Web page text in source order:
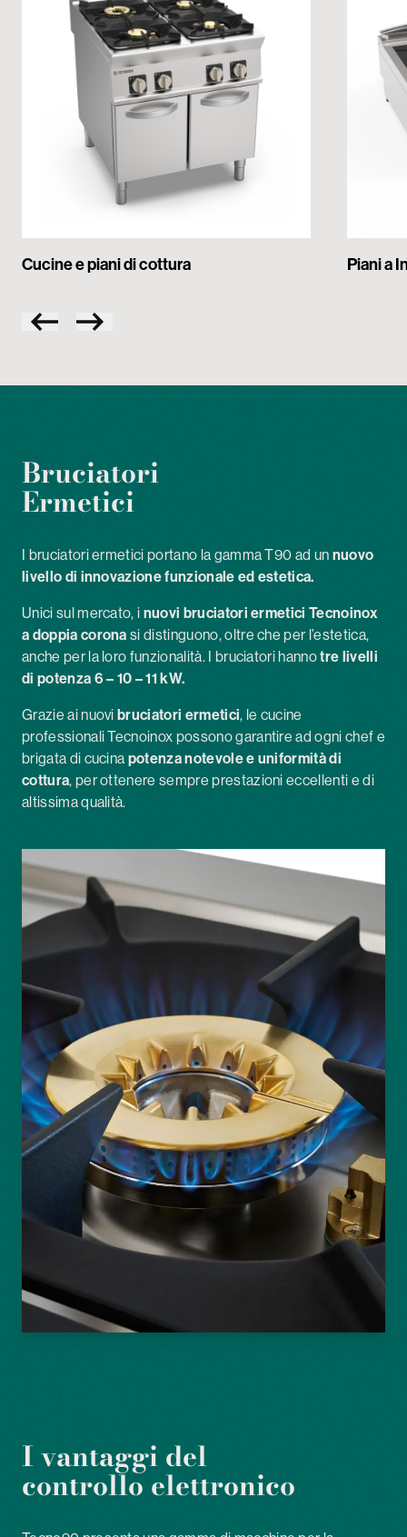
Cucine e piani di cottura Piani a
Bruciatori
Ermetici
I bruciatori ermetici portano la gamma T90 ad un nuovo
livello di innovazione funzionale ed estetica.
Unici sul mercato, i nuovi bruciatori ermetici Tecnoinox
a doppia corona si distinguono, oltre che per l’estetica,
anche per la loro funzionalità. I bruciatori hannotre livelli
di potenza 6 – 10 – 11 kW.
Grazie ai nuovibruciatori ermetici, le cucine
professionali Tecnoinox possono garantire ad ogni chef e
brigata di cucina potenza notevole e uniformità di
cottura, per ottenere sempre prestazioni eccellenti e di
altissima qualità.
I vantaggi del
controllo elettronico